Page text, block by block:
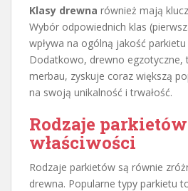
Klasy drewna również mają
Wybór odpowiednich klas
wpływa na ogólną jakość
Dodatkowo, drewno egzotyczne,
merbau, zyskuje coraz większą
na swoją unikalność i trwałość.
Rodzaje
właściwości
Rodzaje parkietów są równie
drewna. Popularne typy parkietu